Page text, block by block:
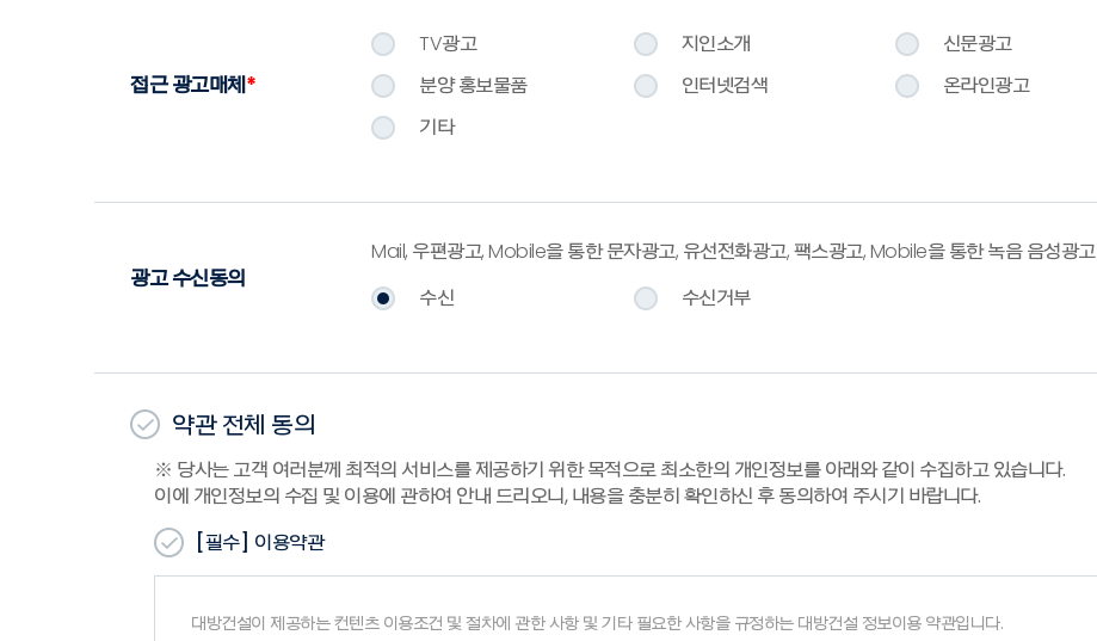
접근 광고매체*
TV광고 지인소개 신문광고
분양 홍보물품
인터넷검색 온라인광고
기타
광고 수신동의
Mail, 우편광고, Mobile을 통한 문자광고, 유선전화광고, 팩스광고, Mobile을 통한 녹음 음성광고
수신
수신거부
약관 전체 동의
※ 당사는 고객 여러분께 최적의 서비스를 제공하기 위한 목적으로 최소한의 개인정보를 아래와 같이 수집하고 있습니다.
이에 개인정보의 수집 및 이용에 관하여 안내 드리오니, 내용을 충분히 확인하신 후 동의하여 주시기 바랍니다.
[필수] 이용약관
대방건설이 제공하는 컨텐츠 이용조건 및 절차에 관한 사항 및 기타 필요한 사항을 규정하는 대방건설 정보이용 약관입니다.